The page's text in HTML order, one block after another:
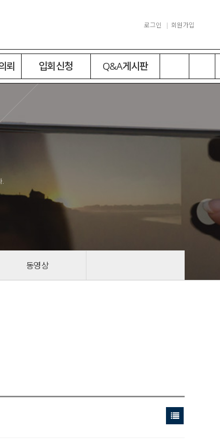
로그인 회원가입
뢰 입회신청 Q&A게시판
.
동영상
목록